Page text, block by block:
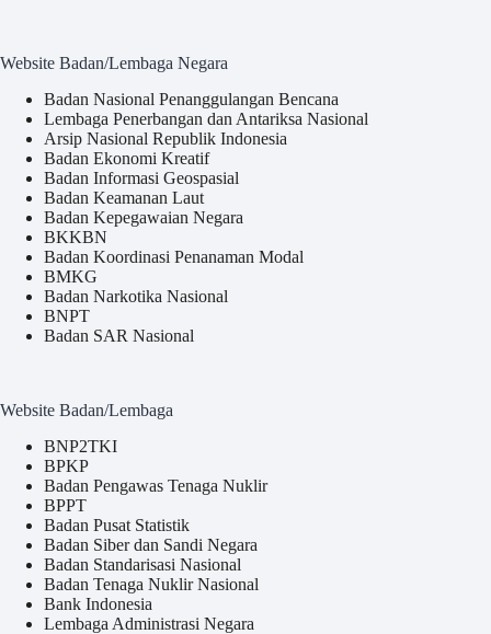
Website Badan/Lembaga Negara
Badan Nasional Penanggulangan Bencana
Lembaga Penerbangan dan Antariksa Nasional
Arsip Nasional Republik Indonesia
Badan Ekonomi Kreatif
Badan Informasi Geospasial
Badan Keamanan Laut
Badan Kepegawaian Negara
BKKBN
Badan Koordinasi Penanaman Modal
BMKG
Badan Narkotika Nasional
BNPT
Badan SAR Nasional
Website Badan/Lembaga
BNP2TKI
BPKP
Badan Pengawas Tenaga Nuklir
BPPT
Badan Pusat Statistik
Badan Siber dan Sandi Negara
Badan Standarisasi Nasional
Badan Tenaga Nuklir Nasional
Bank Indonesia
Lembaga Administrasi Negara